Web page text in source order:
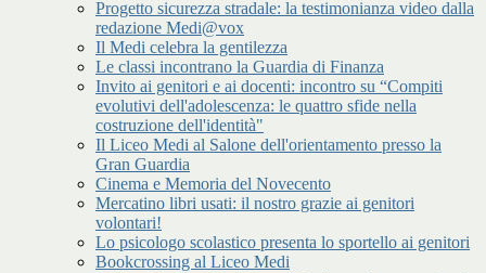
Progetto sicurezza stradale: la testimonianza video dalla
redazione Medi@vox
Il Medi celebra la gentilezza
Le classi incontrano la Guardia di Finanza
Invito ai genitori e ai docenti: incontro su “Compiti
evolutivi dell'adolescenza: le quattro sfide nella
costruzione dell'identità"
Il Liceo Medi al Salone dell'orientamento presso la
Gran Guardia
Cinema e Memoria del Novecento
Mercatino libri usati: il nostro grazie ai genitori
volontari!
Lo psicologo scolastico presenta lo sportello ai genitori
Bookcrossing al Liceo Medi